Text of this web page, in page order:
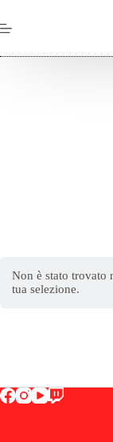
al
contenuto
Non è stato trovato
tua selezione.